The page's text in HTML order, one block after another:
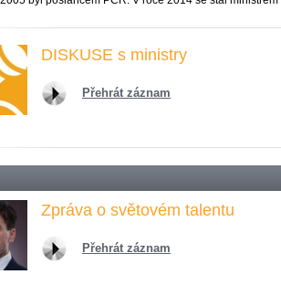
DISKUSE s ministry
Přehrát záznam
Zpráva o světovém talentu
Přehrát záznam